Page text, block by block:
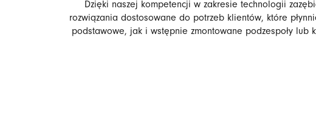
Dzięki naszej kompetencji w zakresie technologii
rozwiązania dostosowane do potrzeb klientów, które
podstawowe, jak i wstępnie zmontowane podzespoły